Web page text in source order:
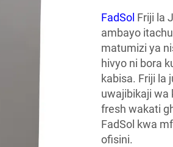
FadSol Friji la
ambayo
matumizi ya
hivyo ni bora
kabisa. Friji la
uwajibikaji wa
fresh wakati
FadSol kwa
ofisini.